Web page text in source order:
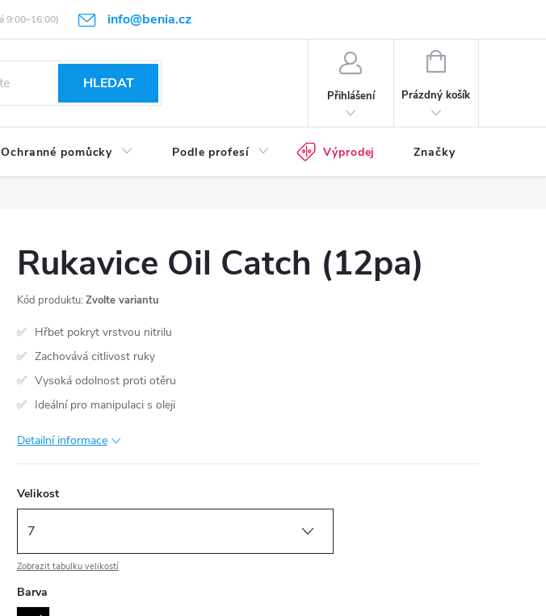
info@benia.cz
Hodnocení obchodu Články
HLEDAT
Přihlášení
NÁKUPNÍ
Prázdný košík
Ochranné pomůcky Podle profesí Výprodej Značky
Rukavice Oil Catch (12pa)
Kód produktu: Zvolte variantu
Hřbet pokryt vrstvou nitrilu
Zachovává citlivost ruky
Vysoká odolnost proti otěru
Ideální pro manipulaci s oleji
Detailní informace
Velikost
Zobrazit tabulku velikostí
Barva